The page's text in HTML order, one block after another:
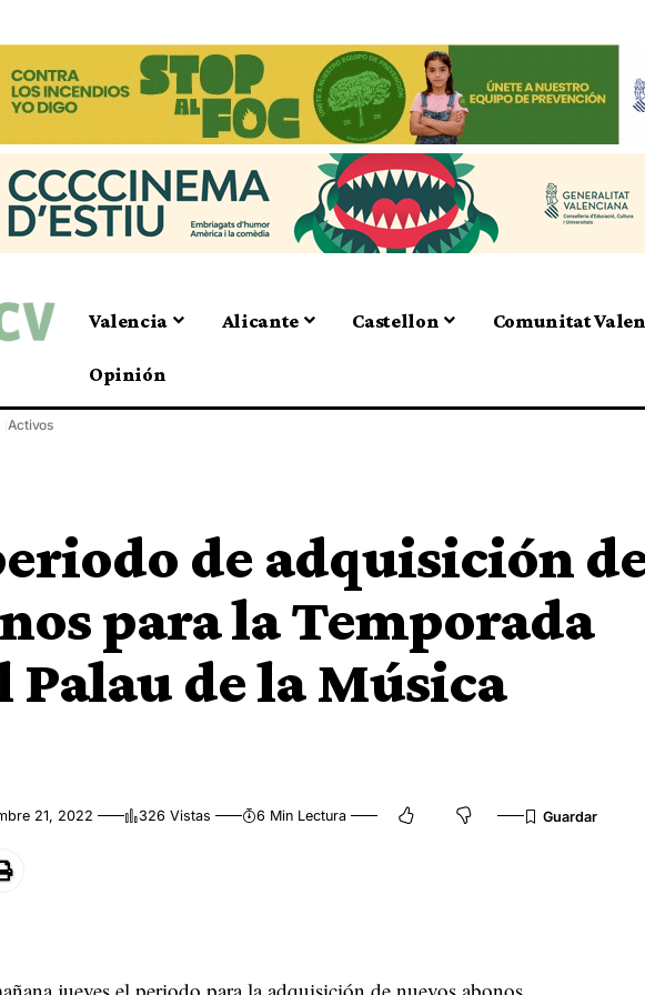
Valencia Alicante Castellon Comunitat
Opinión
Activos
de adquisición
para la Temporada
Palau de la Música
21, 2022 326 Vistas 6 Min Lectura